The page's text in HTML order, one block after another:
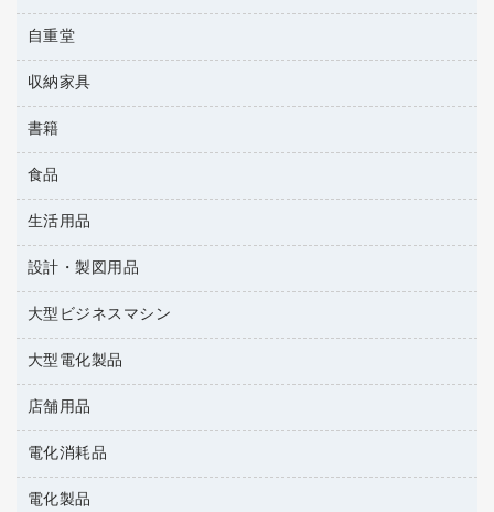
パソコンバッグ／収納用品
マウス
マウスパッド
各種ケーブル
ファイルボックス
フォルダー
フラットファイル
リングファイル
レターファイル
持ち出しファイル
統一伝票用ファイル
背幅が伸びるファイル
板目表紙・綴込表紙
名刺整理用品
レギュラーコーヒー
医薬部外品
紅茶・バラエティ飲料
茶葉・インスタント
メディア収納用品
工事関連用品
家具関連用品
ＯＨＰ用品
シュレッダ
タイムカード
タイムレコーダー
ラミネータ
レーザーポインター
大型シュレッダー（共配）
自重堂
作業服・オフィスウェア
収納家具
その他収納
金庫
保管庫・書庫
書籍
パソコンソフト
雑誌
辞典
地図
食品
菓子
食品
生活用品
キッチン用品
ゴミ袋
スポーツ・レジャー用品
スリッパ・サンダル・シューズ
その他雑貨
ダストボックス
ティッシュペーパー
設計・製図用品
設計・製図用品
大型ビジネスマシン
プリンタ
大型電化製品
テレビ・ＡＶ機器
冷蔵庫・キッチン・調理家電
店舗用品
ＰＯＰ用品
カウンター／お会計用品
電化消耗品
アルバム
電化製品